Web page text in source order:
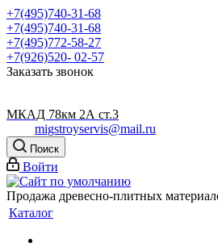
+7(495)740-31-68
+7(495)740-31-68
+7(495)772-58-27
+7(926)520- 02-57
Заказать звонок
МКАД 78км 2А ст.3
migstroyservis@mail.ru
Поиск
Войти
Продажа древесно-плитных
Каталог